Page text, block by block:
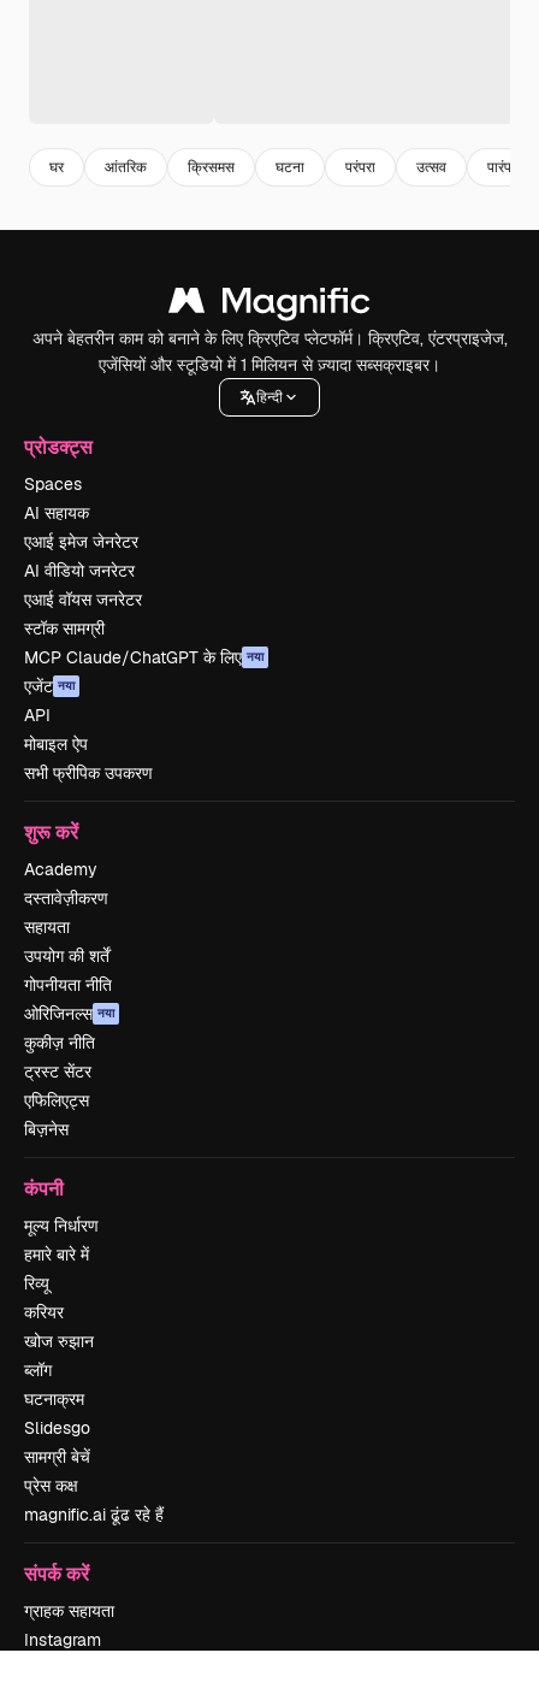
घर आंतरिक क्रिसमस घटना परंपरा उत्सव पारंपरिक
अपने बेहतरीन काम को बनाने के लिए क्रिएटिव प्लेटफॉर्म। क्रिएटिव, एंटरप्राइजेज,
एजेंसियों और स्टूडियो में 1 मिलियन से ज़्यादा सब्सक्राइबर।
हिन्दी
प्रोडक्ट्स
Spaces
AI सहायक
एआई इमेज जेनरेटर
AI वीडियो जनरेटर
एआई वॉयस जनरेटर
स्टॉक सामग्री
MCP Claude/ChatGPT के लिए नया
एजेंट नया
API
मोबाइल ऐप
सभी फ्रीपिक उपकरण
शुरू करें
Academy
दस्तावेज़ीकरण
सहायता
उपयोग की शर्तें
गोपनीयता नीति
ओरिजिनल्स नया
कुकीज़ नीति
ट्रस्ट सेंटर
एफिलिएट्स
बिज़नेस
कंपनी
मूल्य निर्धारण
हमारे बारे में
रिव्यू
करियर
खोज रुझान
ब्लॉग
घटनाक्रम
Slidesgo
सामग्री बेचें
प्रेस कक्ष
magnific.ai ढूंढ रहे हैं
संपर्क करें
ग्राहक सहायता
Instagram